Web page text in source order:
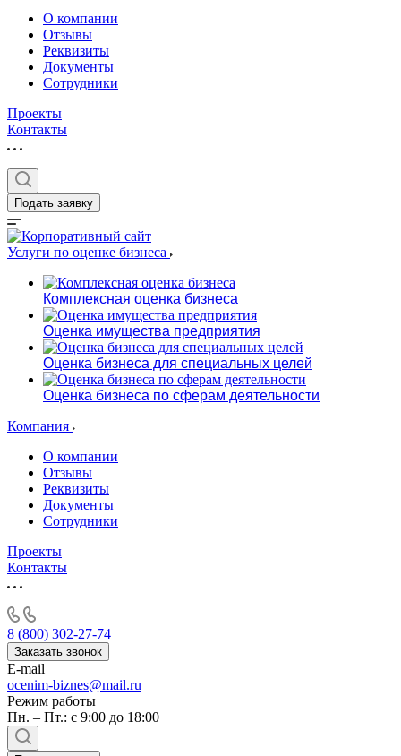
О компании
Отзывы
Реквизиты
Документы
Сотрудники
Проекты
Контакты
Подать заявку
Услуги по оценке бизнеса
Комплексная оценка бизнеса
Оценка имущества предприятия
Оценка бизнеса для специальных целей
Оценка бизнеса по сферам деятельности
Компания
О компании
Отзывы
Реквизиты
Документы
Сотрудники
Проекты
Контакты
8 (800) 302-27-74
Заказать звонок
E-mail
ocenim-biznes@mail.ru
Режим работы
Пн. – Пт.: с 9:00 до 18:00